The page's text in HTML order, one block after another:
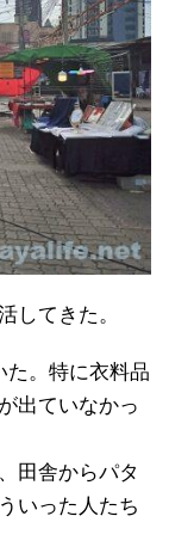
してきた。
た。特に衣料品
出ていなかっ
田舎からパタ
いった人たち